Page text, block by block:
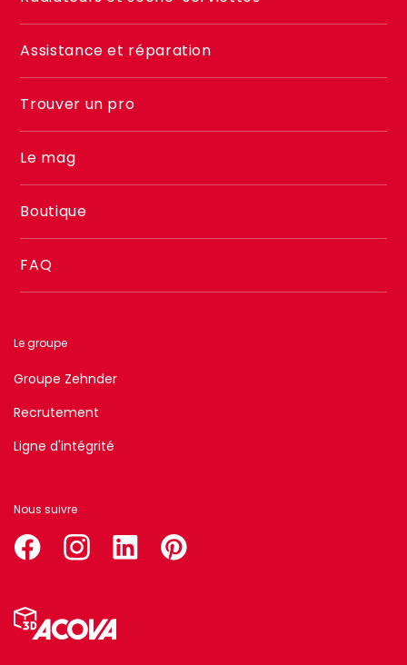
footer
2
Assistance et réparation
Trouver un pro
Le mag
Boutique
FAQ
Le groupe
Groupe Zehnder
Recrutement
Ligne d'intégrité
Nous suivre
facebookinstagramlinkedin pinterest
Menu